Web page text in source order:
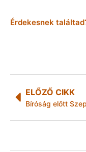
Érdekesnek
ELŐZŐ CIKK